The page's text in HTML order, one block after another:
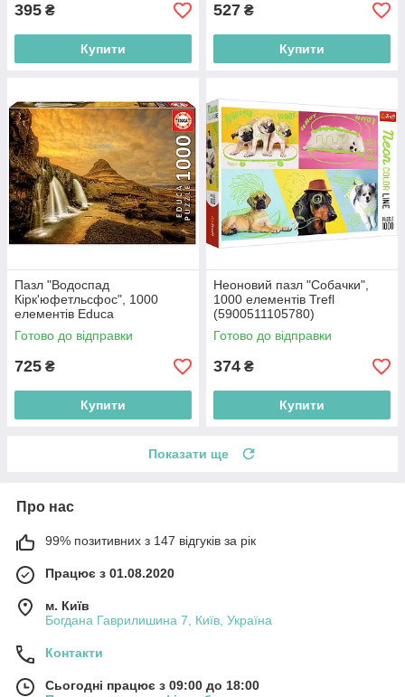
395 ₴
Купити
527 ₴
Купити
Пазл "Водоспад
Кірк'юфетльсфос", 1000
елементів Educa
(8412668179714)
Готово до відправки
725 ₴
Купити
Неоновий пазл "Собачки",
1000 елементів Trefl
(5900511105780)
Готово до відправки
374 ₴
Купити
Показати ще
Про нас
99% позитивних з 147 відгуків за рік
Працює з 01.08.2020
м. Київ
Богдана Гаврилишина 7, Київ, Україна
Контакти
Сьогодні працює з 09:00 до 18:00